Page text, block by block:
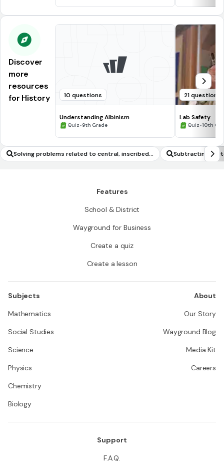
Discover
more
resources
for History
10 questions
Understanding Albinism
Quiz•9th Grade
21 questions
Lab Safety
Quiz•10th
Solving problems related to central, inscribed
and circumscribed angles (including angle theo
Subtracting
o-end using the
Features
School & District
Wayground for Business
Create a quiz
Create a lesson
Subjects
Mathematics
Social Studies
Science
Physics
Chemistry
Biology
About
Our Story
Wayground Blog
Media Kit
Careers
Support
F.A.Q.